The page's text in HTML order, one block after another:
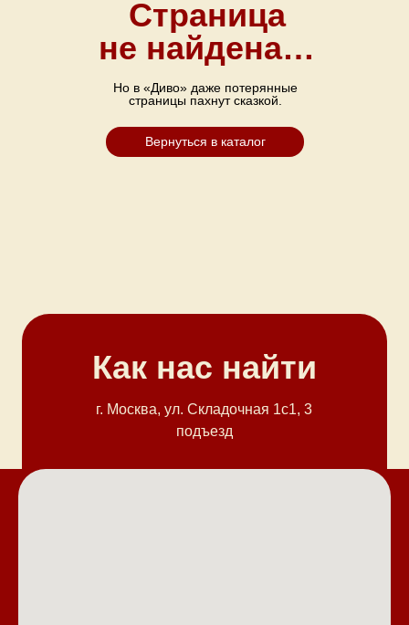
Страница
не найдена…
Но в «Диво» даже потерянные
страницы пахнут сказкой.
Вернуться в каталог
г. Москва, ул. Cкладочная 1с1, 3
подъезд
Как нас найти